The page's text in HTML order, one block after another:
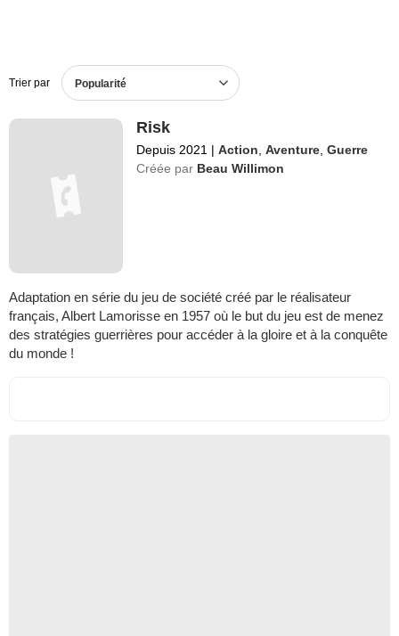
Trier par Popularité
Risk
Depuis 2021 | Action ,Aventure ,Guerre
Créée par Beau Willimon
Adaptation en série du jeu de société créé par le réalisateur
français, Albert Lamorisse en 1957 où le but du jeu est de menez
des stratégies guerrières pour accéder à la gloire et à la conquête
du monde !